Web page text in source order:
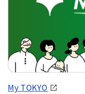
My TOKYO